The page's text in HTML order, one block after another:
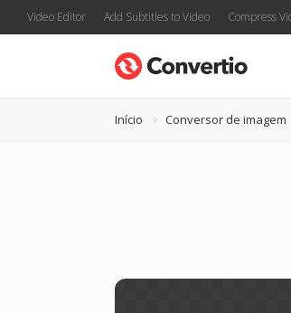
Video Editor Add Subtitles to Video Compress
Início Conversor de imagem